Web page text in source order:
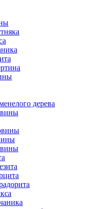
дерева